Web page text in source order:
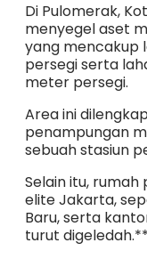
Di Pulomerak,
menyegel aset
yang mencakup
persegi serta
meter persegi.
Area ini
penampungan
sebuah stasiun
Selain itu, rumah
elite Jakarta,
Baru, serta
turut